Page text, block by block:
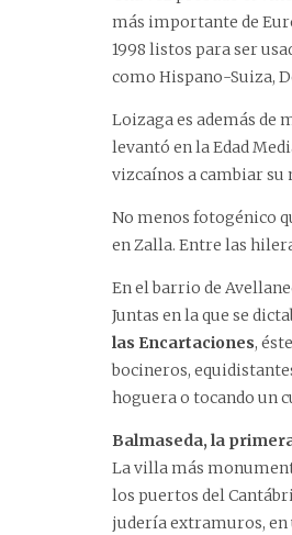
más importante de
1998 listos para ser
como Hispano-Suiza,
Loizaga es además de
levantó en la Edad
vizcaínos a cambiar su
No menos fotogénico
en Zalla. Entre las
En el barrio de
Juntas en la que se
las Encartaciones,
bocineros,
hoguera o tocando un
Balmaseda, la
La villa más
los puertos del
judería extramuros, en